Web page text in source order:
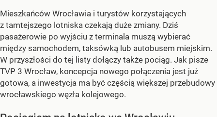
Mieszkańców Wrocławia i turystów korzystających
z tamtejszego lotniska czekają duże zmiany. Dziś
pasażerowie po wyjściu z terminala muszą wybierać
między samochodem, taksówką lub autobusem miejskim.
W przyszłości do tej listy dołączy także pociąg. Jak pisze
TVP 3 Wrocław, koncepcja nowego połączenia jest już
gotowa, a inwestycja ma być częścią większej przebudowy
wrocławskiego węzła kolejowego.